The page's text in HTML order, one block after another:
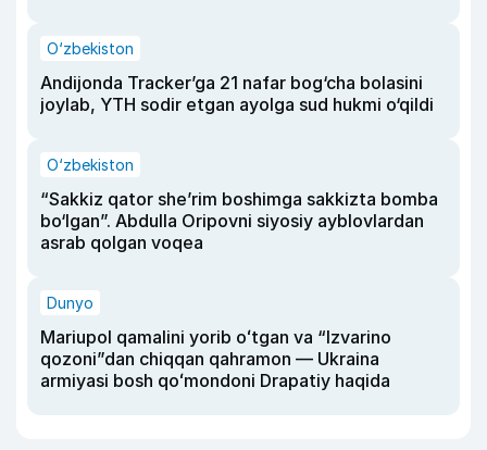
O‘zbekiston
Andijonda Tracker’ga 21 nafar bog‘cha bolasini
joylab, YTH sodir etgan ayolga sud hukmi o‘qildi
O‘zbekiston
“Sakkiz qator she’rim boshimga sakkizta bomba
bo‘lgan”. Abdulla Oripovni siyosiy ayblovlardan
asrab qolgan voqea
Dunyo
Mariupol qamalini yorib oʻtgan va “Izvarino
qozoni”dan chiqqan qahramon — Ukraina
armiyasi bosh qoʻmondoni Drapatiy haqida